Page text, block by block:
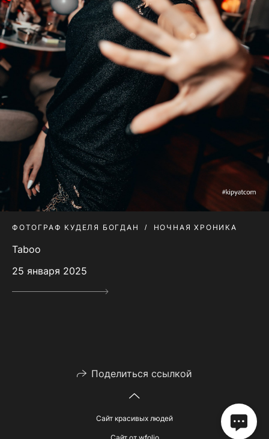
ФОТОГРАФ КУДЕЛЯ БОГДАН НОЧНАЯ ХРОНИКА
Taboo
25 января 2025
Поделиться ссылкой
Сайт красивых людей